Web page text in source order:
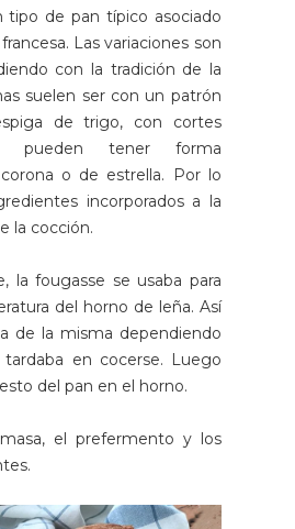
tipo de pan típico asociado
Las variaciones son
con la tradición de la
suelen ser con un patrón
de trigo, con cortes
pueden tener forma
o de estrella. Por lo
incorporados a la
la cocción.
la fougasse se usaba para
del horno de leña. Así
de la misma dependiendo
en cocerse. Luego
del pan en el horno.
el prefermento y los